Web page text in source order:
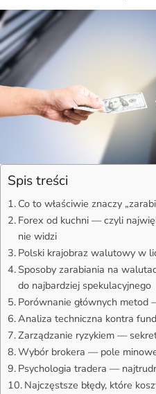
Spis treści
Co to właściwie znaczy
Forex od kuchni — czyli
nie widzi
Polski krajobraz walutowy w
Sposoby zarabiania na
do najbardziej spekulacyjnego
Porównanie głównych
Analiza techniczna kontra
Zarządzanie ryzykiem —
Wybór brokera — pole
Psychologia tradera —
Najczęstsze błędy, które